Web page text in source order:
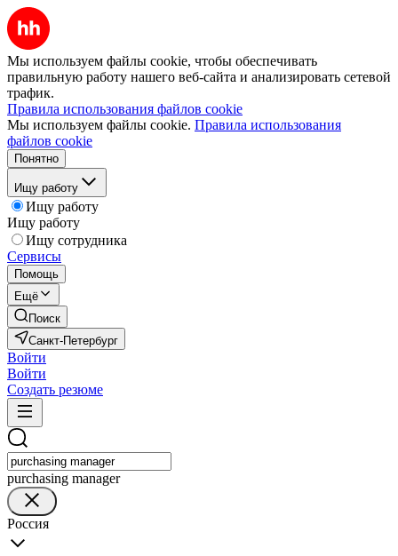
Мы используем файлы cookie, чтобы обеспечивать
правильную работу нашего веб-сайта и анализировать сетевой
трафик.
Правила использования файлов cookie
Мы используем файлы cookie. Правила использования
файлов cookie
Понятно
Ищу работу
Ищу работу
Ищу работу
Ищу сотрудника
Сервисы
Помощь
Ещё
Поиск
Санкт-Петербург
Войти
Войти
Создать резюме
purchasing manager
Россия